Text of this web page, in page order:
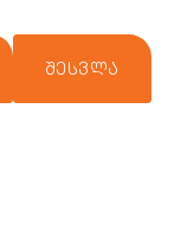
ᲨᲔᲡᲕᲚᲐ